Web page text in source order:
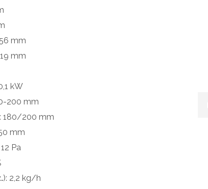
mm
mm
kW
200 mm
: 180/200 mm
mm
12 Pa
): 2,2 kg/h